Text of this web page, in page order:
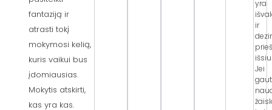
fantaziją ir
atrasti tokį
mokymosi kelią,
kuris vaikui bus
įdomiausias.
Mokytis atskirti,
kas yra kas.
yra
ir
Jei